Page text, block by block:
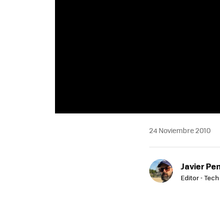
24 Noviembre 2010
Javier
Editor - Tech